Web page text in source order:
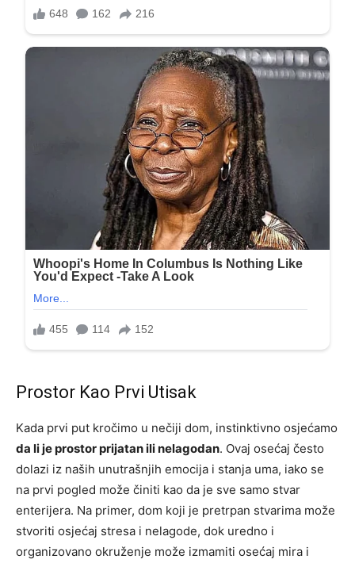
Prostor Kao Prvi Utisak
Kada prvi put kročimo u nečiji dom, instinktivno osjećamo
da li je prostor prijatan ili nelagodan. Ovaj osećaj često
dolazi iz naših unutrašnjih emocija i stanja uma, iako se
na prvi pogled može činiti kao da je sve samo stvar
enterijera. Na primer, dom koji je pretrpan stvarima može
stvoriti osjećaj stresa i nelagode, dok uredno i
organizovano okruženje može izmamiti osećaj mira i